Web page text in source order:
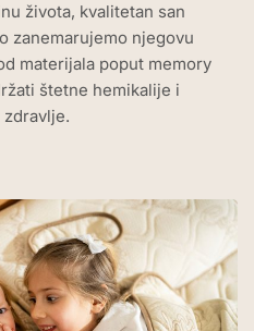
života, kvalitetan san
zanemarujemo njegovu
materijala poput memory
štetne hemikalije i